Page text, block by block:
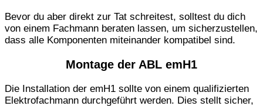
Bevor du aber direkt zur Tat schreitest, solltest du dich
von einem Fachmann beraten lassen, um sicherzustellen,
dass alle Komponenten miteinander kompatibel sind.
Montage der ABL emH1
Die Installation der emH1 sollte von einem qualifizierten
Elektrofachmann durchgeführt werden. Dies stellt sicher,